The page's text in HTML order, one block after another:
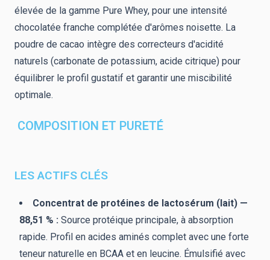
élevée de la gamme Pure Whey, pour une intensité
chocolatée franche complétée d'arômes noisette. La
poudre de cacao intègre des correcteurs d'acidité
naturels (carbonate de potassium, acide citrique) pour
équilibrer le profil gustatif et garantir une miscibilité
optimale.
COMPOSITION ET PURETÉ
LES ACTIFS CLÉS
Concentrat de protéines de lactosérum (lait) —
88,51 % : Source protéique principale, à absorption
rapide. Profil en acides aminés complet avec une forte
teneur naturelle en BCAA et en leucine. Émulsifié avec